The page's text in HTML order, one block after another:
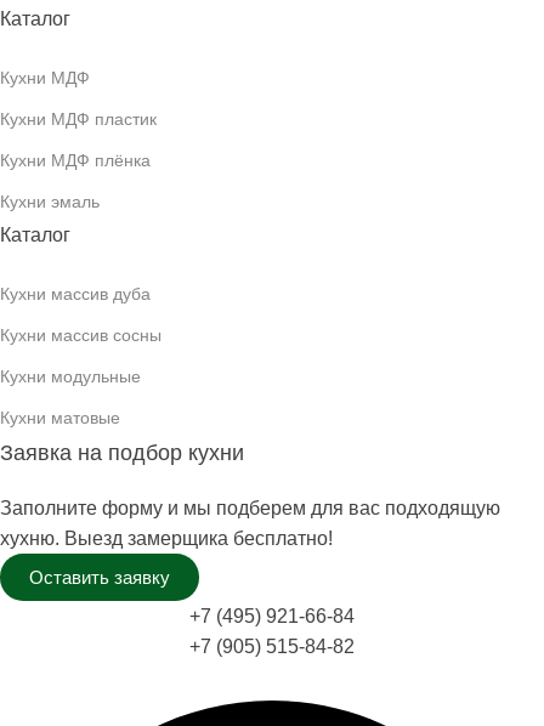
Каталог
Кухни МДФ
Кухни МДФ пластик
Кухни МДФ плёнка
Кухни эмаль
Каталог
Кухни массив дуба
Кухни массив сосны
Кухни модульные
Кухни матовые
Заявка на подбор кухни
Заполните форму и мы подберем для вас подходящую
хухню. Выезд замерщика бесплатно!
Оставить заявку
+7 (495) 921-66-84
+7 (905) 515-84-82